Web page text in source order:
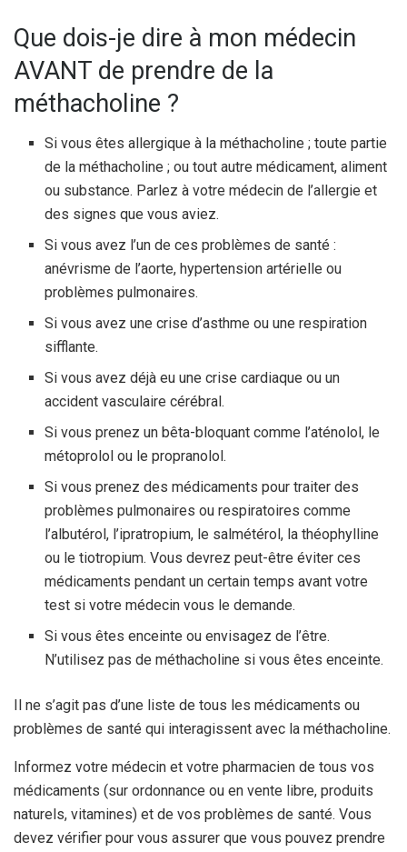
Que dois-je dire à mon médecin
AVANT de prendre de la
méthacholine ?
Si vous êtes allergique à la méthacholine ; toute partie
de la méthacholine ; ou tout autre médicament, aliment
ou substance. Parlez à votre médecin de l’allergie et
des signes que vous aviez.
Si vous avez l’un de ces problèmes de santé :
anévrisme de l’aorte, hypertension artérielle ou
problèmes pulmonaires.
Si vous avez une crise d’asthme ou une respiration
sifflante.
Si vous avez déjà eu une crise cardiaque ou un
accident vasculaire cérébral.
Si vous prenez un bêta-bloquant comme l’aténolol, le
métoprolol ou le propranolol.
Si vous prenez des médicaments pour traiter des
problèmes pulmonaires ou respiratoires comme
l’albutérol, l’ipratropium, le salmétérol, la théophylline
ou le tiotropium. Vous devrez peut-être éviter ces
médicaments pendant un certain temps avant votre
test si votre médecin vous le demande.
Si vous êtes enceinte ou envisagez de l’être.
N’utilisez pas de méthacholine si vous êtes enceinte.
Il ne s’agit pas d’une liste de tous les médicaments ou
problèmes de santé qui interagissent avec la méthacholine.
Informez votre médecin et votre pharmacien de tous vos
médicaments (sur ordonnance ou en vente libre, produits
naturels, vitamines) et de vos problèmes de santé. Vous
devez vérifier pour vous assurer que vous pouvez prendre